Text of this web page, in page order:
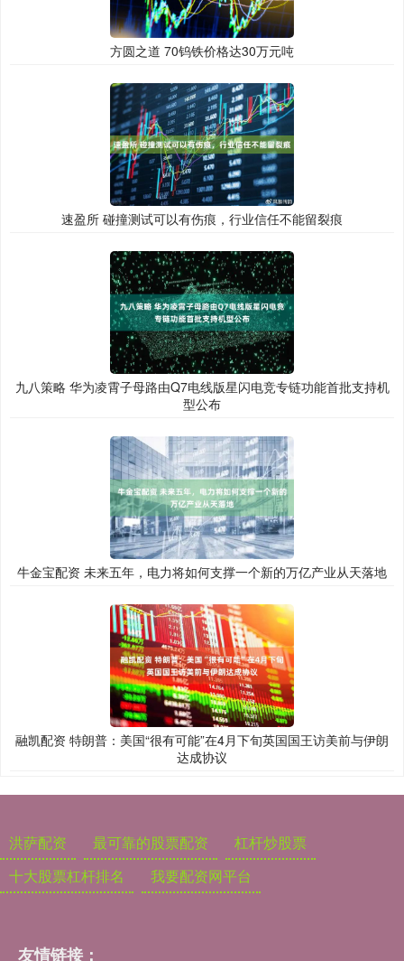
方圆之道 70钨铁价格达30万元吨
速盈所 碰撞测试可以有伤痕，行业信任不能留裂痕
九八策略 华为凌霄子母路由Q7电线版星闪电竞专链功能首批支持机
型公布
牛金宝配资 未来五年，电力将如何支撑一个新的万亿产业从天落地
融凯配资 特朗普：美国“很有可能”在4月下旬英国国王访美前与伊朗
达成协议
洪萨配资 最可靠的股票配资
杠杆炒股票
十大股票杠杆排名
我要配资网平台
友情链接：